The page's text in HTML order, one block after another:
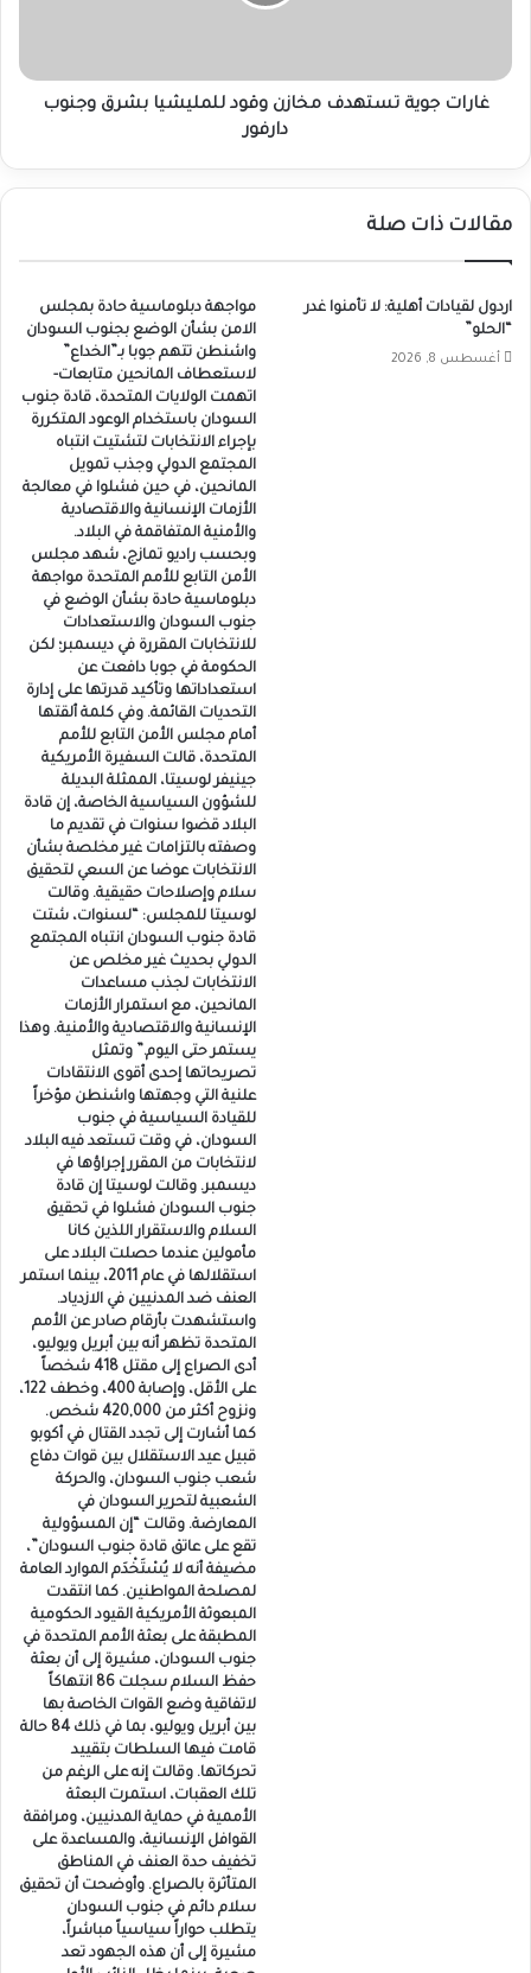
دارفور
غارات جوية تستهدف مخازن وقود للمليشيا بشرق وجنوب
دارفور
مقالات ذات صلة
اردول لقيادات أهلية: لا تأمنوا غدر
“الحلو”
أغسطس 8, 2026
مواجهة دبلوماسية حادة بمجلس
الامن بشأن الوضع بجنوب السودان
واشنطن تتهم جوبا بـ”الخداع”
لاستعطاف المانحين متابعات-
اتهمت الولايات المتحدة، قادة جنوب
السودان باستخدام الوعود المتكررة
بإجراء الانتخابات لتشتيت انتباه
المجتمع الدولي وجذب تمويل
المانحين، في حين فشلوا في معالجة
الأزمات الإنسانية والاقتصادية
والأمنية المتفاقمة في البلاد.
وبحسب راديو تمازج، شهد مجلس
الأمن التابع للأمم المتحدة مواجهة
دبلوماسية حادة بشأن الوضع في
جنوب السودان والاستعدادات
للانتخابات المقررة في ديسمبر؛ لكن
الحكومة في جوبا دافعت عن
استعداداتها وتأكيد قدرتها على إدارة
التحديات القائمة. وفي كلمة ألقتها
أمام مجلس الأمن التابع للأمم
المتحدة، قالت السفيرة الأمريكية
جينيفر لوسيتا، الممثلة البديلة
للشؤون السياسية الخاصة، إن قادة
البلاد قضوا سنوات في تقديم ما
وصفته بالتزامات غير مخلصة بشأن
الانتخابات عوضا عن السعي لتحقيق
سلام وإصلاحات حقيقية. وقالت
لوسيتا للمجلس: “لسنوات، شتت
قادة جنوب السودان انتباه المجتمع
الدولي بحديث غير مخلص عن
الانتخابات لجذب مساعدات
المانحين، مع استمرار الأزمات
الإنسانية والاقتصادية والأمنية. وهذا
يستمر حتى اليوم.” وتمثل
تصريحاتها إحدى أقوى الانتقادات
علنية التي وجهتها واشنطن مؤخراً
للقيادة السياسية في جنوب
السودان، في وقت تستعد فيه البلاد
لانتخابات من المقرر إجراؤها في
ديسمبر. وقالت لوسيتا إن قادة
جنوب السودان فشلوا في تحقيق
السلام والاستقرار اللذين كانا
مأمولين عندما حصلت البلاد على
استقلالها في عام 2011، بينما استمر
العنف ضد المدنيين في الازدياد.
واستشهدت بأرقام صادر عن الأمم
المتحدة تظهر أنه بين أبريل ويوليو،
أدى الصراع إلى مقتل 418 شخصاً
على الأقل، وإصابة 400، وخطف 122،
ونزوح أكثر من 420,000 شخص.
كما أشارت إلى تجدد القتال في أكوبو
قبيل عيد الاستقلال بين قوات دفاع
شعب جنوب السودان، والحركة
الشعبية لتحرير السودان في
المعارضة. وقالت “إن المسؤولية
تقع على عاتق قادة جنوب السودان”،
مضيفة أنه لا يُسْتَخْدَم الموارد العامة
لمصلحة المواطنين. كما انتقدت
المبعوثة الأمريكية القيود الحكومية
المطبقة على بعثة الأمم المتحدة في
جنوب السودان، مشيرة إلى أن بعثة
حفظ السلام سجلت 86 انتهاكاً
لاتفاقية وضع القوات الخاصة بها
بين أبريل ويوليو، بما في ذلك 84 حالة
قامت فيها السلطات بتقييد
تحركاتها. وقالت إنه على الرغم من
تلك العقبات، استمرت البعثة
الأممية في حماية المدنيين، ومرافقة
القوافل الإنسانية، والمساعدة على
تخفيف حدة العنف في المناطق
المتأثرة بالصراع. وأوضحت أن تحقيق
سلام دائم في جنوب السودان
يتطلب حواراً سياسياً مباشراً،
مشيرة إلى أن هذه الجهود تعد